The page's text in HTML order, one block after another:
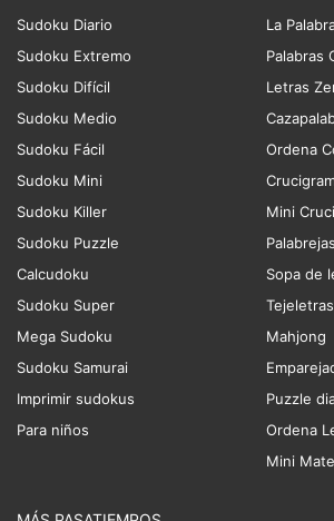
Sudoku Diario
Sudoku Extremo
Sudoku Difícil
Sudoku Medio
Sudoku Fácil
Sudoku Mini
Sudoku Killer
Sudoku Puzzle
Calcudoku
Sudoku Super
Mega Sudoku
Sudoku Samurai
Imprimir sudokus
Para niños
La
Palabras
Letras
Ordena
Mini
Palabrejas
Sopa de
Tejeletras
Mahjong
Puzzle
Ordena
Mini